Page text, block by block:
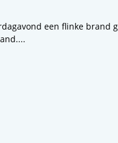
een flinke brand